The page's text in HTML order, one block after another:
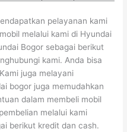
pelayanan kami
melalui kami di Hyundai
Bogor sebagai berikut
kami. Anda bisa
juga melayani
bogor juga memudahkan
dalam membeli mobil
melalui kami
berikut kredit dan cash.